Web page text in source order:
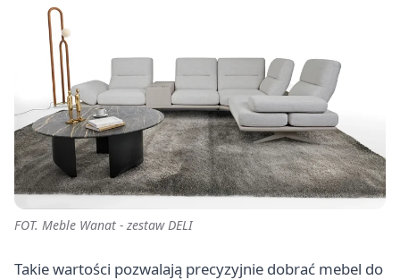
FOT. Meble Wanat - zestaw DELI
Takie wartości pozwalają precyzyjnie dobrać mebel do